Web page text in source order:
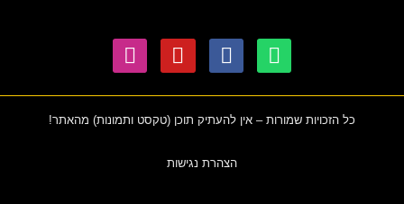
כל הזכויות שמורות – אין להעתיק תוכן (טקסט ותמונות) מהאתר!
הצהרת נגישות